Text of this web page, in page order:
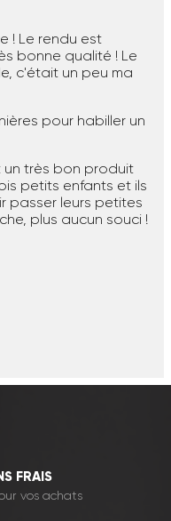
! Le rendu est
bonne qualité ! Le
c'était un peu ma
pour habiller un
très bon produit
petits enfants et ils
passer leurs petites
plus aucun souci !
FRAIS
vos achats